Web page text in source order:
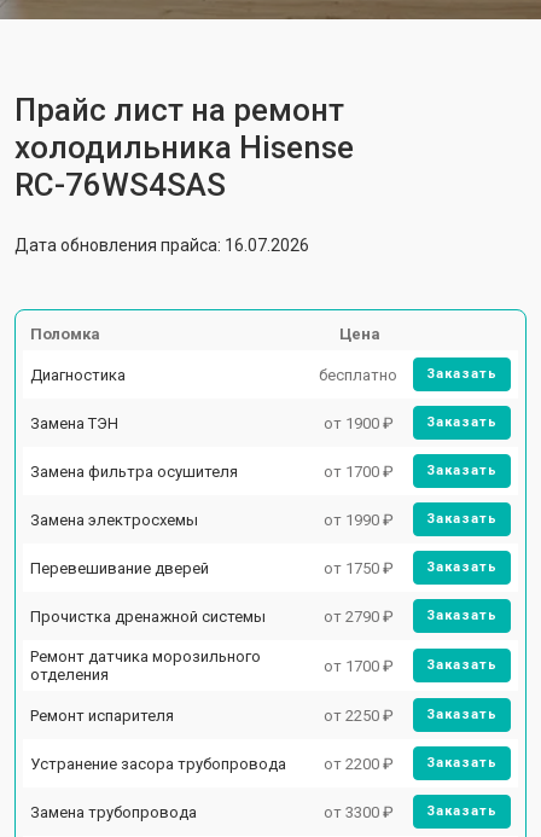
Прайс лист на ремонт
холодильника Hisense
RС-76WS4SAS
Дата обновления прайса: 16.07.2026
Поломка Цена
Диагностика бесплатно Заказать
Замена ТЭН от 1900 ₽ Заказать
Замена фильтра осушителя от 1700 ₽ Заказать
Замена электросхемы от 1990 ₽ Заказать
Перевешивание дверей от 1750 ₽ Заказать
Прочистка дренажной системы от 2790 ₽ Заказать
Ремонт датчика морозильного
отделения
от 1700 ₽ Заказать
Ремонт испарителя от 2250 ₽ Заказать
Устранение засора трубопровода от 2200 ₽ Заказать
Замена трубопровода от 3300 ₽ Заказать